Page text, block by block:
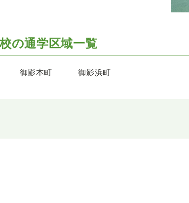
の通学区域一覧
御影本町 御影浜町